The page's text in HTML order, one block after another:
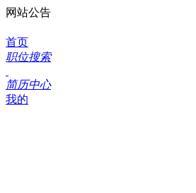
网站公告
首页
职位搜索
简历中心
我的